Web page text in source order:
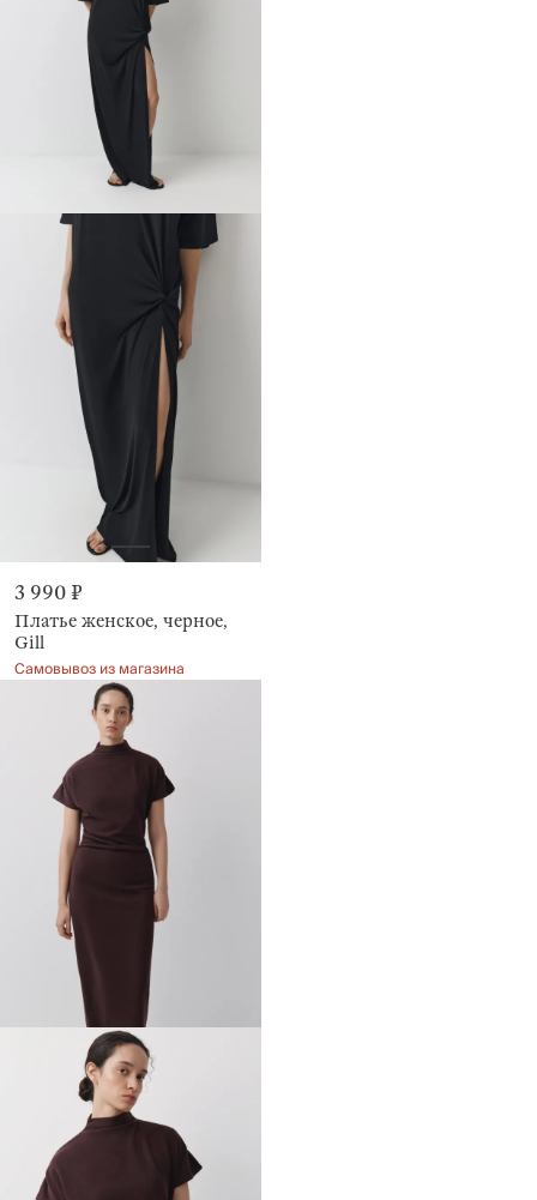
3 990 ₽
Платье женское, черное,
Gill
Самовывоз из магазина